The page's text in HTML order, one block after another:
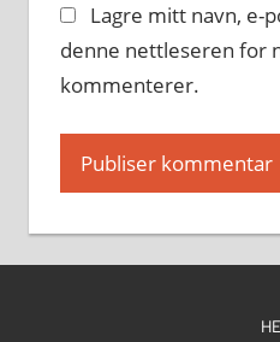
Lagre mitt navn, e-
denne nettleseren for
kommenterer.